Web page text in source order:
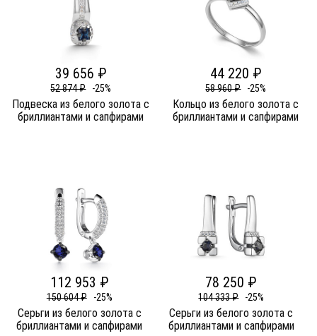
39 656 ₽
52 874 ₽ -25%
Подвеска из белого золота c
бриллиантами и сапфирами
44 220 ₽
58 960 ₽ -25%
Кольцо из белого золота c
бриллиантами и сапфирами
112 953 ₽
150 604 ₽ -25%
Серьги из белого золота c
бриллиантами и сапфирами
78 250 ₽
104 333 ₽ -25%
Серьги из белого золота c
бриллиантами и сапфирами